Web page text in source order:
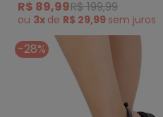
R$ 89,99R$ 199,99
ou 3x de R$ 29,99 sem juros
-28%